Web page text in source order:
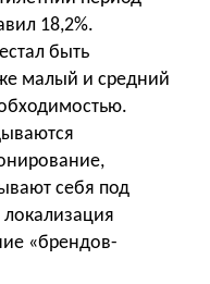
18,2%.
быть
малый и средний
себя под
«брендов-